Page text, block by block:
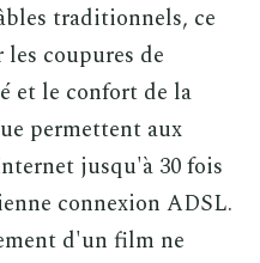
traditionnels, ce
coupures de
et le confort de la
permettent aux
jusqu'à 30 fois
connexion ADSL.
d'un film ne